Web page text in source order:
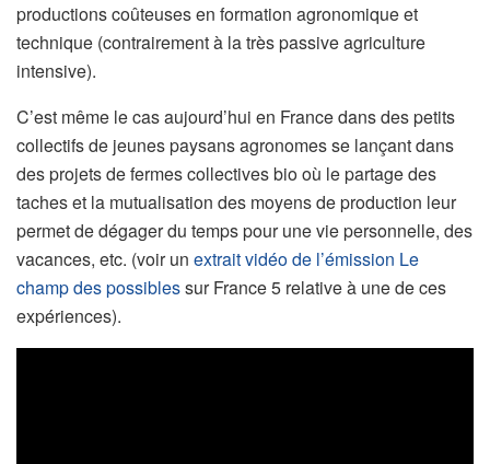
productions coûteuses en formation agronomique et
technique (contrairement à la très passive agriculture
intensive).
C’est même le cas aujourd’hui en France dans des petits
collectifs de jeunes paysans agronomes se lançant dans
des projets de fermes collectives bio où le partage des
taches et la mutualisation des moyens de production leur
permet de dégager du temps pour une vie personnelle, des
vacances, etc. (voir un extrait vidéo de l’émission Le
champ des possiblessur France 5 relative à une de ces
expériences).